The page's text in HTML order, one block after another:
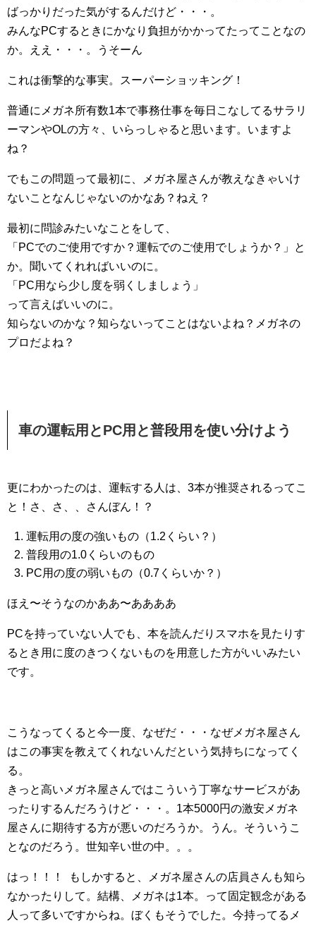
ばっかりだった気がするんだけど・・・。
みんなPCするときにかなり負担がかかってたってことなの
か。ええ・・・。うそーん
これは衝撃的な事実。スーパーショッキング！
普通にメガネ所有数1本で事務仕事を毎日こなしてるサラリ
ーマンやOLの方々、いらっしゃると思います。いますよ
ね？
でもこの問題って最初に、メガネ屋さんが教えなきゃいけ
ないことなんじゃないのかなあ？ねえ？
最初に問診みたいなことをして、
「PCでのご使用ですか？運転でのご使用でしょうか？」と
か。聞いてくれればいいのに。
「PC用なら少し度を弱くしましょう」
って言えばいいのに。
知らないのかな？知らないってことはないよね？メガネの
プロだよね？
車の運転用とPC用と普段用を使い分けよう
更にわかったのは、運転する人は、3本が推奨されるってこ
と！さ、さ、、さんぼん！？
運転用の度の強いもの（1.2くらい？）
普段用の1.0くらいのもの
PC用の度の弱いもの（0.7くらいか？）
ほえ〜そうなのかああ〜ああああ
PCを持っていない人でも、本を読んだりスマホを見たりす
るとき用に度のきつくないものを用意した方がいいみたい
です。
こうなってくると今一度、なぜだ・・・なぜメガネ屋さん
はこの事実を教えてくれないんだという気持ちになってく
る。
きっと高いメガネ屋さんではこういう丁寧なサービスがあ
ったりするんだろうけど・・・。1本5000円の激安メガネ
屋さんに期待する方が悪いのだろうか。うん。そういうこ
となのだろう。世知辛い世の中。。。
はっ！！！ もしかすると、メガネ屋さんの店員さんも知ら
なかったりして。結構、メガネは1本。って固定観念がある
人って多いですからね。ぼくもそうでした。今持ってるメ